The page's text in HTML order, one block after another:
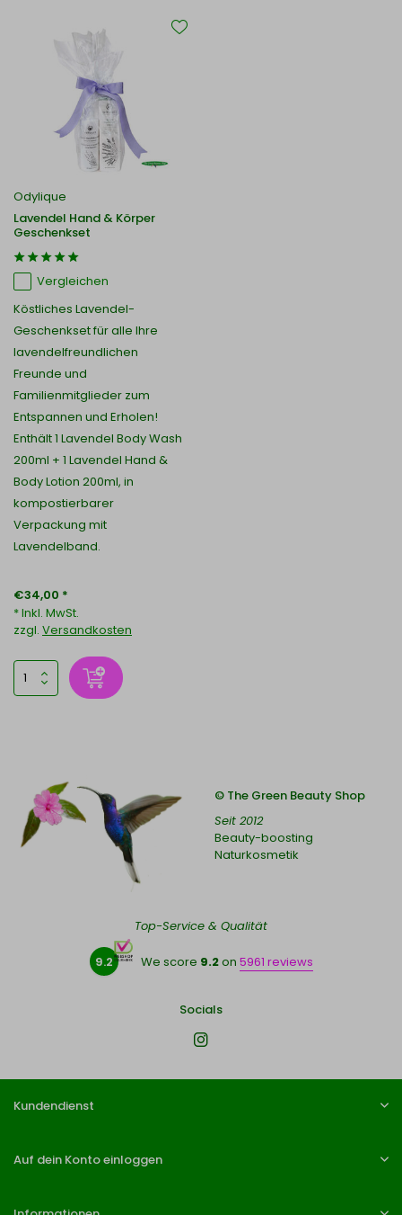
Odylique
Lavendel Hand & Körper
Geschenkset
Vergleichen
Köstliches Lavendel-
Geschenkset für alle Ihre
lavendelfreundlichen
Freunde und
Familienmitglieder zum
Entspannen und Erholen!
Enthält 1 Lavendel Body Wash
200ml + 1 Lavendel Hand &
Body Lotion 200ml, in
kompostierbarer
Verpackung mit
Lavendelband.
€34,00 *
* Inkl. MwSt.
zzgl. Versandkosten
© The Green Beauty Shop
Seit 2012
Beauty-boosting
Naturkosmetik
Top-Service & Qualität
9.2 We score 9.2on 5961 reviews
Socials
Kundendienst
Auf dein Konto einloggen